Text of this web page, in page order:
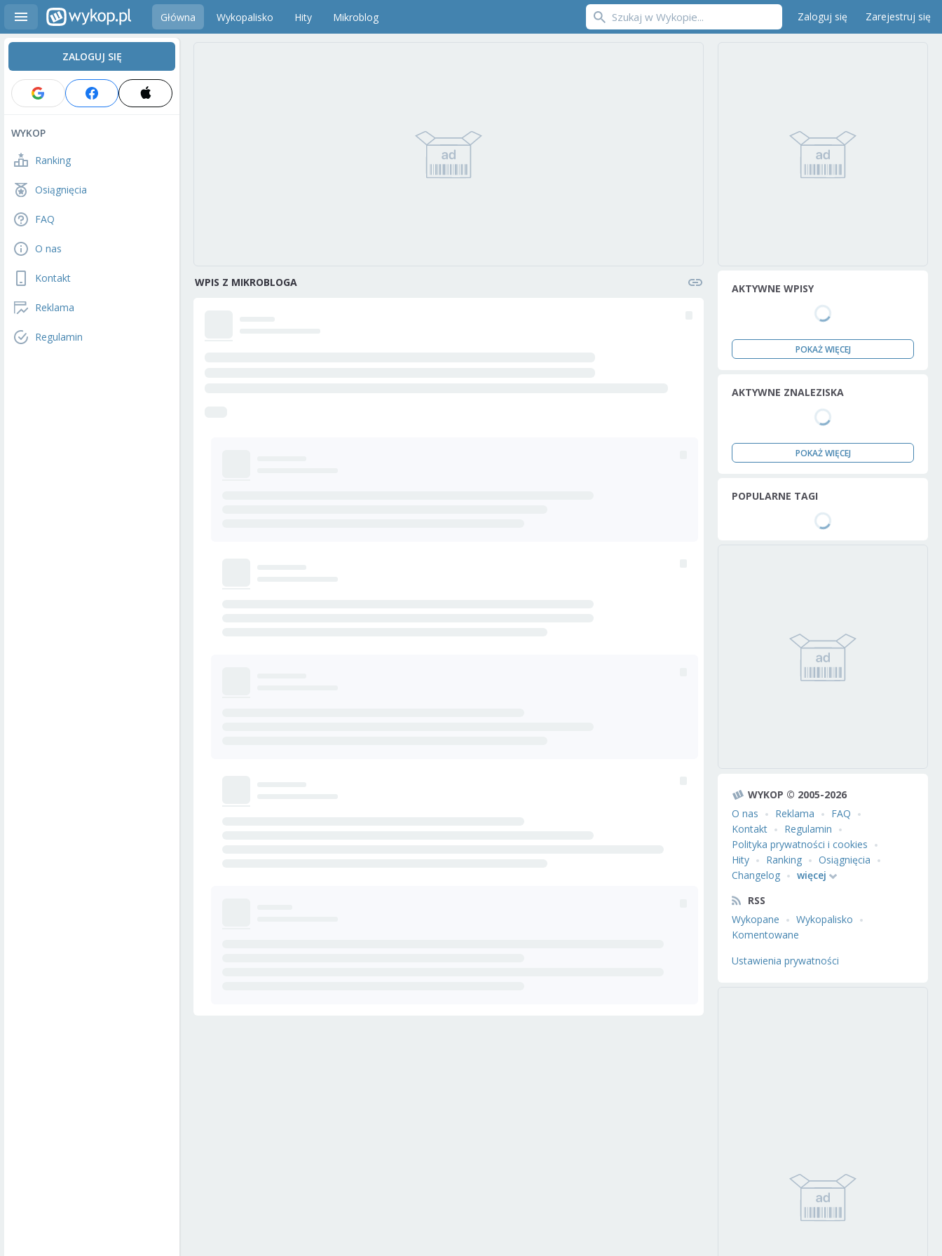
Główna Wykopalisko Hity Mikroblog Zaloguj się Zarejestruj się
ZALOGUJ SIĘ
WYKOP
Ranking
Osiągnięcia
FAQ
O nas
Kontakt
Reklama
Regulamin
WPIS Z MIKROBLOGA AKTYWNE WPISY
POKAŻ WIĘCEJ
AKTYWNE ZNALEZISKA
POKAŻ WIĘCEJ
POPULARNE TAGI
WYKOP © 2005-2026
O nas
Reklama
FAQ
Kontakt
Regulamin
Polityka prywatności i cookies
Hity
Ranking
Osiągnięcia
Changelog
więcej
RSS
Wykopane
Wykopalisko
Komentowane
Ustawienia prywatności